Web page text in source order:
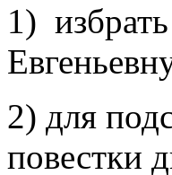
1)
2) для
повестки